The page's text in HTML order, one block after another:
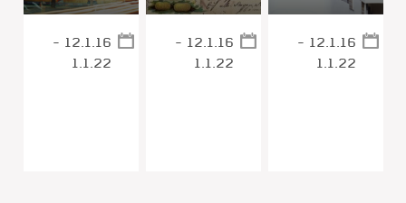
12.1.16 -
1.1.22
12.1.16 -
1.1.22
12.1.16 -
1.1.22